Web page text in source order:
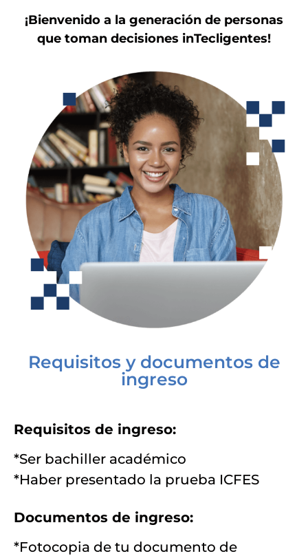
¡Bienvenido a la generación de personas
que toman decisiones inTecligentes!
Requisitos y documentos de
ingreso
Requisitos de ingreso:
*Ser bachiller académico
*Haber presentado la prueba ICFES
Documentos de ingreso:
*Fotocopia de tu documento de